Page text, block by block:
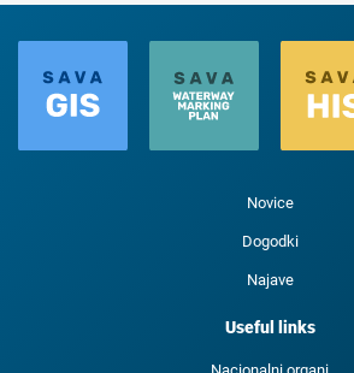
Novice
Dogodki
Najave
Useful links